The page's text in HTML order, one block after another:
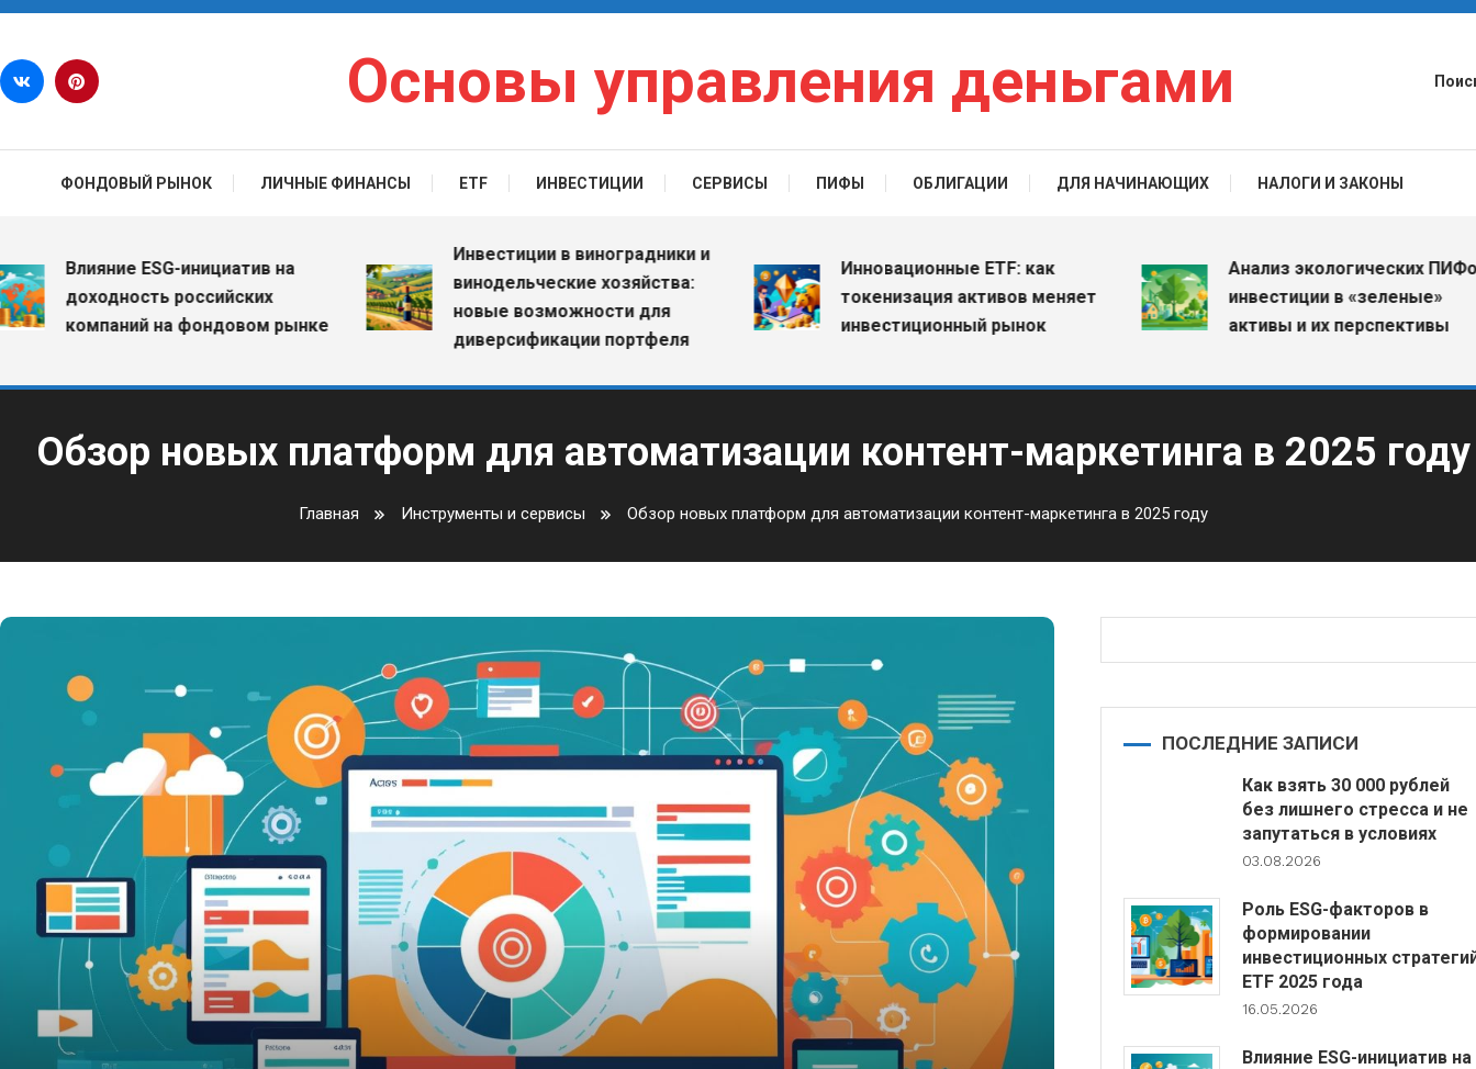
Перейти к содержимому
Основы управления деньгами
ФОНДОВЫЙ РЫНОК ЛИЧНЫЕ ФИНАНСЫ ETF ИНВЕСТИЦИИ СЕРВИСЫ ПИФЫ ОБЛИГАЦИИ ДЛЯ НАЧИНАЮЩИХ НАЛОГИ И ЗАКОНЫ
Влияние ESG-инициатив на
доходность российских
компаний на фондовом рынке
Инвестиции в виноградники и
винодельческие хозяйства:
новые возможности для
диверсификации портфеля
Инновационные ETF: как
токенизация активов меняет
инвестиционный рынок
Анализ экологических ПИФов:
инвестиции в «зеленые»
активы и их перспективы
Обзор новых платформ для автоматизации контент-маркетинга в 2025 году
Главная Инструменты и сервисы Обзор новых платформ для автоматизации контент-маркетинга в 2025 году
ПОСЛЕДНИЕ ЗАПИСИ
Как взять 30 000 рублей
без лишнего стресса и не
запутаться в условиях
03.08.2026
Роль ESG-факторов в
формировании
инвестиционных
ETF 2025 года
16.05.2026
Влияние ESG-инициатив на